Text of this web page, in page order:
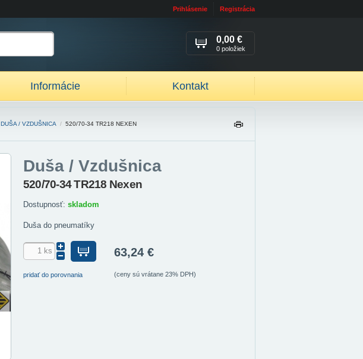
Prihlásenie Registrácia
Informácie Kontakt
0,00 €
0 položiek
DUŠA / VZDUŠNICA / 520/70-34 TR218 NEXEN
IŤ
Duša / Vzdušnica
520/70-34 TR218 Nexen
Dostupnosť: skladom
Duša do pneumatíky
pridať do porovnania
63,24 €
(ceny sú vrátane 23% DPH)